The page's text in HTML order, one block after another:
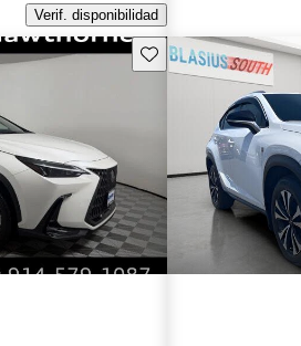
Verif. disponibilidad
Guarda este Aviso